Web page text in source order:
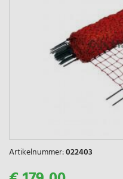
Artikelnummer:022403